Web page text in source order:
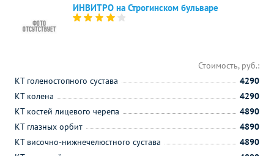
ИНВИТРО на Строгинском бульваре
Стоимость, руб.:
КТ голеностопного сустава
4290
КТ колена
4290
КТ костей лицевого черепа
4890
КТ глазных орбит
4890
КТ височно-нижнечелюстного сустава
4890